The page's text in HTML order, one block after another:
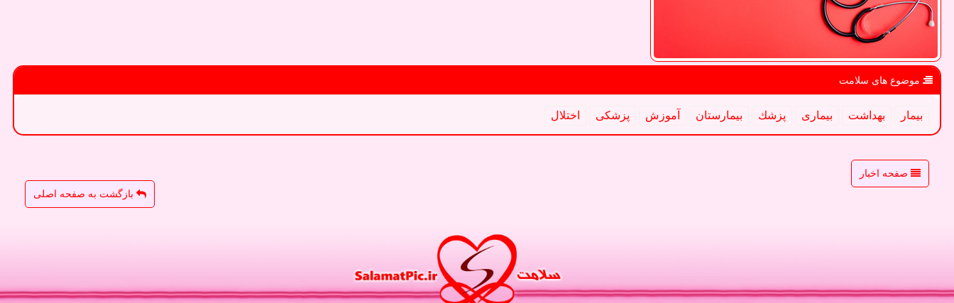
موضوع های سلامت
بیمار بهداشت بیماری پزشك بیمارستان آموزش پزشكی اختلال
صفحه اخبار
بازگشت به صفحه اصلی